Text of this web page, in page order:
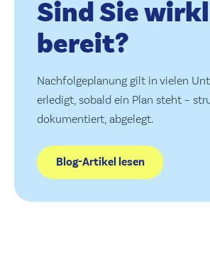
Sind Sie
bereit?
Nachfolgeplanung gilt in vielen
erledigt, sobald ein Plan steht –
dokumentiert, abgelegt.
Blog-Artikel lesen